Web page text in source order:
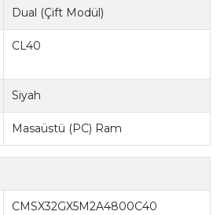
Dual (Çift Modül)
CL40
Siyah
Masaüstü (PC) Ram
CMSX32GX5M2A4800C40